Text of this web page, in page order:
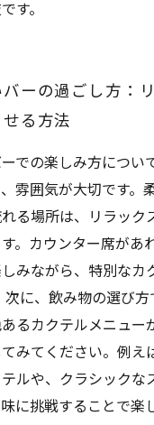
す。
ーの過ごし方：
る方法
での楽しみ方につい
雰囲気が大切です。
る場所は、リラック
。カウンター席があ
みながら、特別なカ
次に、飲み物の選び方
るカクテルメニュー
みてください。例え
ルや、クラシックな
に挑戦することで楽